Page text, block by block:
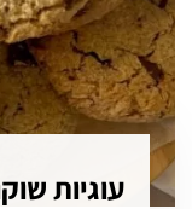
עוגיות